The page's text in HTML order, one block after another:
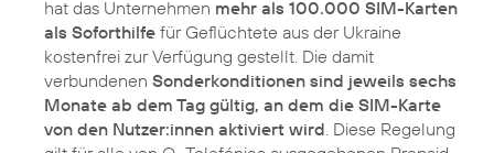
hat das Unternehmen mehr als 100.000 SIM-Karten
als Soforthilfe für Geflüchtete aus der Ukraine
kostenfrei zur Verfügung gestellt. Die damit
verbundenen Sonderkonditionen sind jeweils sechs
Monate ab dem Tag gültig, an dem die SIM-Karte
von den Nutzer:innen aktiviert wird. Diese Regelung